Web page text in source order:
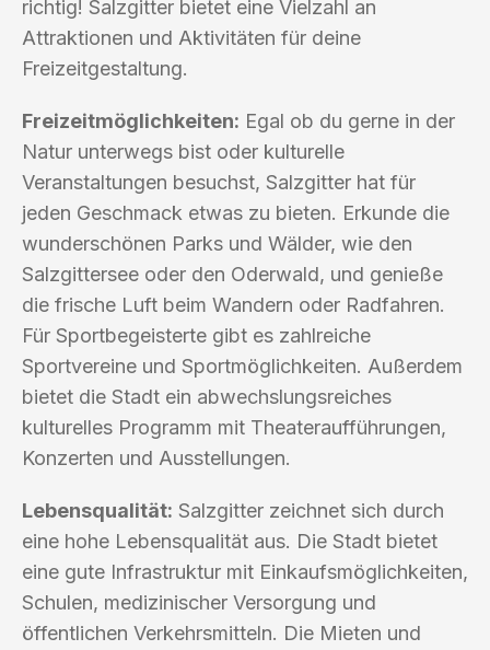
richtig! Salzgitter bietet eine Vielzahl an
Attraktionen und Aktivitäten für deine
Freizeitgestaltung.
Freizeitmöglichkeiten: Egal ob du gerne in der
Natur unterwegs bist oder kulturelle
Veranstaltungen besuchst, Salzgitter hat für
jeden Geschmack etwas zu bieten. Erkunde die
wunderschönen Parks und Wälder, wie den
Salzgittersee oder den Oderwald, und genieße
die frische Luft beim Wandern oder Radfahren.
Für Sportbegeisterte gibt es zahlreiche
Sportvereine und Sportmöglichkeiten. Außerdem
bietet die Stadt ein abwechslungsreiches
kulturelles Programm mit Theateraufführungen,
Konzerten und Ausstellungen.
Lebensqualität: Salzgitter zeichnet sich durch
eine hohe Lebensqualität aus. Die Stadt bietet
eine gute Infrastruktur mit Einkaufsmöglichkeiten,
Schulen, medizinischer Versorgung und
öffentlichen Verkehrsmitteln. Die Mieten und